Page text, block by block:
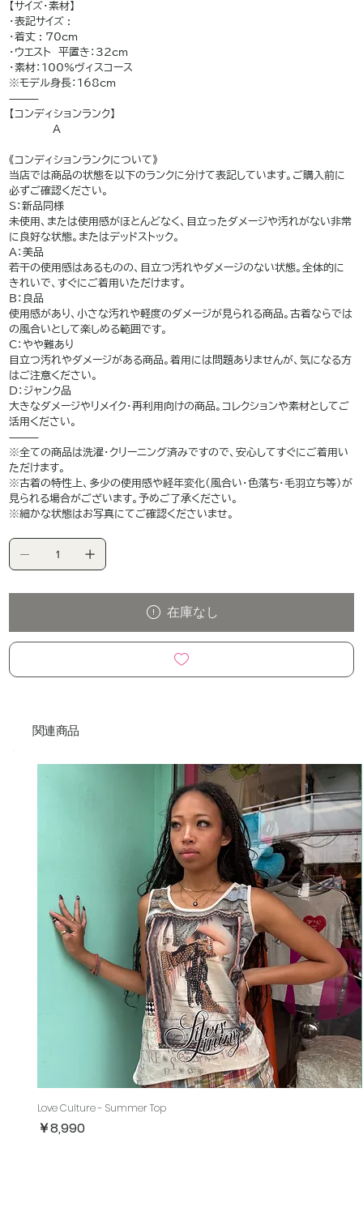
【サイズ・素材】
・表記サイズ :
・着丈 : 70cm
・ウエスト 平置き：32cm
・素材：100%ヴィスコース
※モデル身長：168cm
⸻
【コンディションランク】
A
《コンディションランクについて》
当店では商品の状態を以下のランクに分けて表記しています。ご購入前に
必ずご確認ください。
S：新品同様
未使用、または使用感がほとんどなく、目立ったダメージや汚れがない非常
に良好な状態。またはデッドストック。
A：美品
若干の使用感はあるものの、目立つ汚れやダメージのない状態。全体的に
きれいで、すぐにご着用いただけます。
B：良品
使用感があり、小さな汚れや軽度のダメージが見られる商品。古着ならでは
の風合いとして楽しめる範囲です。
C：やや難あり
目立つ汚れやダメージがある商品。着用には問題ありませんが、気になる方
はご注意ください。
D：ジャンク品
大きなダメージやリメイク・再利用向けの商品。コレクションや素材としてご
活用ください。
⸻
※全ての商品は洗濯・クリーニング済みですので、安心してすぐにご着用い
ただけます。
※古着の特性上、多少の使用感や経年変化（風合い・色落ち・毛羽立ち等）が
見られる場合がございます。予めご了承ください。
※細かな状態はお写真にてご確認くださいませ。
在庫なし
関連商品
Love Culture - Summer Top
価格
￥8,990